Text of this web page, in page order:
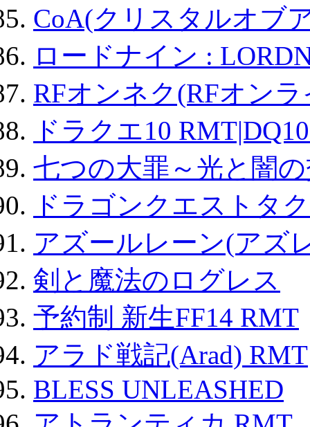
CoA(クリスタルオブ
ロードナイン :
RFオンネク(RFオン
ドラクエ10
七つの大罪～光と闇
ドラゴンクエストタ
アズールレーン(アズ
剣と魔法のログレス
予約制 新生FF14 RMT
アラド戦記(Arad) RMT
BLESS UNLEASHED